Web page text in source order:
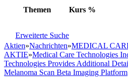
Themen Kurs %
Erweiterte Suche
Aktien»Nachrichten»MEDICAL
AKTIE»Medical Care Technologies
Technologies Provides Additional
Melanoma Scan Beta Imaging Platform